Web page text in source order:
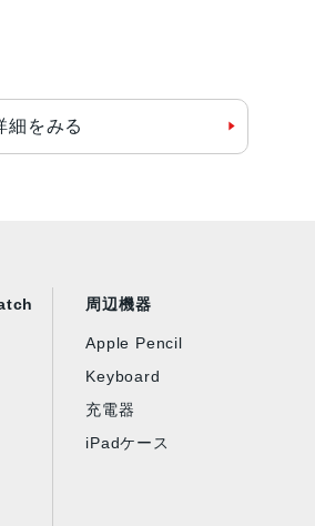
細をみる
周辺機器
Apple Pencil
Keyboard
充電器
iPadケース